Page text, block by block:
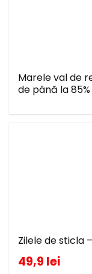
Marele val de
de până la 85%
Zilele de sticla
49,9 lei